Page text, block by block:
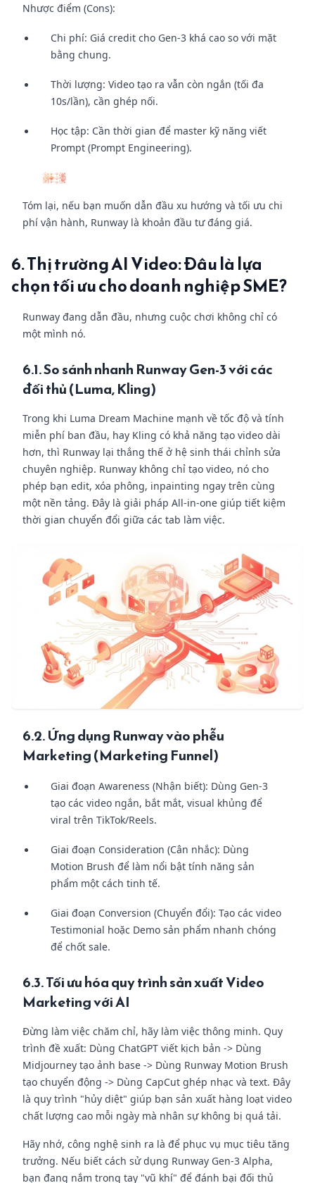
Nhược điểm (Cons):
Chi phí: Giá credit cho Gen-3 khá cao so với mặt
bằng chung.
Thời lượng: Video tạo ra vẫn còn ngắn (tối đa
10s/lần), cần ghép nối.
Học tập: Cần thời gian để master kỹ năng viết
Prompt (Prompt Engineering).
Tóm lại, nếu bạn muốn dẫn đầu xu hướng và tối ưu chi
phí vận hành, Runway là khoản đầu tư đáng giá.
6. Thị trường AI Video: Đâu là lựa
chọn tối ưu cho doanh nghiệp SME?
Runway đang dẫn đầu, nhưng cuộc chơi không chỉ có
một mình nó.
6.1. So sánh nhanh Runway Gen-3 với các
đối thủ (Luma, Kling)
Trong khi Luma Dream Machine mạnh về tốc độ và tính
miễn phí ban đầu, hay Kling có khả năng tạo video dài
hơn, thì Runway lại thắng thế ở hệ sinh thái chỉnh sửa
chuyên nghiệp. Runway không chỉ tạo video, nó cho
phép bạn edit, xóa phông, inpainting ngay trên cùng
một nền tảng. Đây là giải pháp All-in-one giúp tiết kiệm
thời gian chuyển đổi giữa các tab làm việc.
6.2. Ứng dụng Runway vào phễu
Marketing (Marketing Funnel)
Giai đoạn Awareness (Nhận biết): Dùng Gen-3
tạo các video ngắn, bắt mắt, visual khủng để
viral trên TikTok/Reels.
Giai đoạn Consideration (Cân nhắc): Dùng
Motion Brush để làm nổi bật tính năng sản
phẩm một cách tinh tế.
Giai đoạn Conversion (Chuyển đổi): Tạo các video
Testimonial hoặc Demo sản phẩm nhanh chóng
để chốt sale.
6.3. Tối ưu hóa quy trình sản xuất Video
Marketing với AI
Đừng làm việc chăm chỉ, hãy làm việc thông minh. Quy
trình đề xuất: Dùng ChatGPT viết kịch bản -> Dùng
Midjourney tạo ảnh base -> Dùng Runway Motion Brush
tạo chuyển động -> Dùng CapCut ghép nhạc và text. Đây
là quy trình "hủy diệt" giúp bạn sản xuất hàng loạt video
chất lượng cao mỗi ngày mà nhân sự không bị quá tải.
Hãy nhớ, công nghệ sinh ra là để phục vụ mục tiêu tăng
trưởng. Nếu biết cách sử dụng Runway Gen-3 Alpha,
bạn đang nắm trong tay "vũ khí" để đánh bại đối thủ